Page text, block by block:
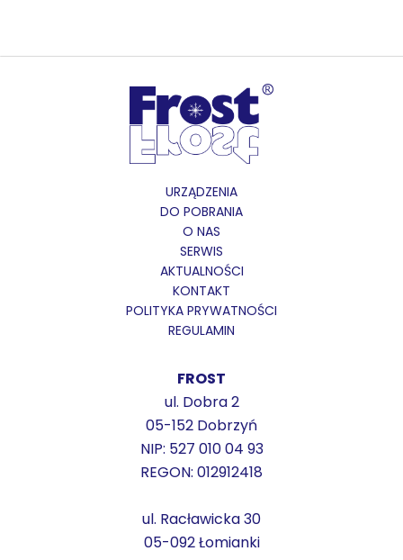
URZĄDZENIA
DO POBRANIA
O NAS
SERWIS
AKTUALNOŚCI
KONTAKT
POLITYKA PRYWATNOŚCI
REGULAMIN
FROST
ul. Dobra 2
05-152 Dobrzyń
NIP: 527 010 04 93
REGON: 012912418
ul. Racławicka 30
05-092 Łomianki